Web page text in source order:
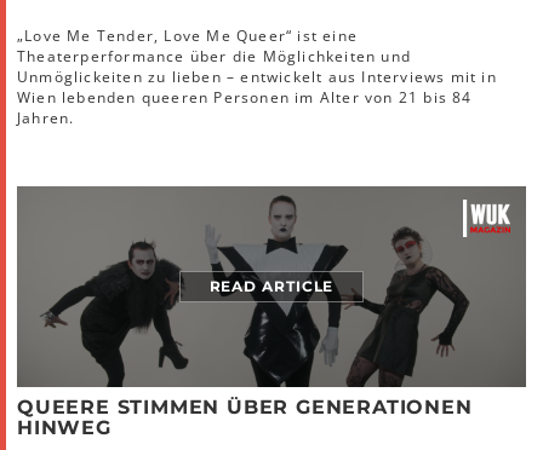
„Love Me Tender, Love Me Queer“ ist eine
Theaterperformance über die Möglichkeiten und
Unmöglickeiten zu lieben – entwickelt aus Interviews mit in
Wien lebenden queeren Personen im Alter von 21 bis 84
Jahren.
READ ARTICLE
QUEERE STIMMEN ÜBER GENERATIONEN
HINWEG